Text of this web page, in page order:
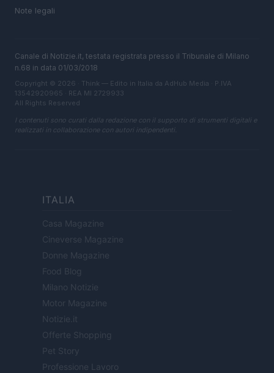
Note legali
Canale di Notizie.it, testata registrata presso il Tribunale di Milano
n.68 in data 01/03/2018
Copyright © 2026 · Think — Edito in Italia da AdHub Media · P.IVA
13542920965 · REA MI 2729933
All Rights Reserved
I contenuti sono curati dalla redazione con il supporto di strumenti digitali e
realizzati in collaborazione con autori indipendenti.
ITALIA
Casa Magazine
Cineverse Magazine
Donne Magazine
Food Blog
Milano Notizie
Motor Magazine
Notizie.it
Offerte Shopping
Pet Story
Professione Lavoro